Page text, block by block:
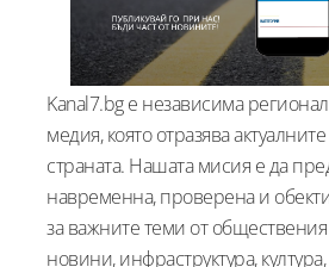
Kanal7.bg е независима
медия, която отразява
страната. Нашата мисия е да
навременна, проверена и
за важните теми от
новини, инфраструктура,